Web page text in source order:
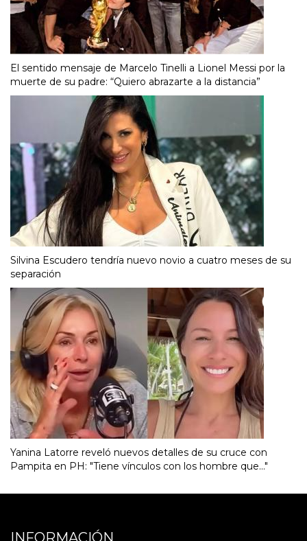
El sentido mensaje de Marcelo Tinelli a Lionel Messi por la
muerte de su padre: “Quiero abrazarte a la distancia”
Silvina Escudero tendría nuevo novio a cuatro meses de su
separación
Yanina Latorre reveló nuevos detalles de su cruce con
Pampita en PH: "Tiene vínculos con los hombre que..."
INFORMACIÓN